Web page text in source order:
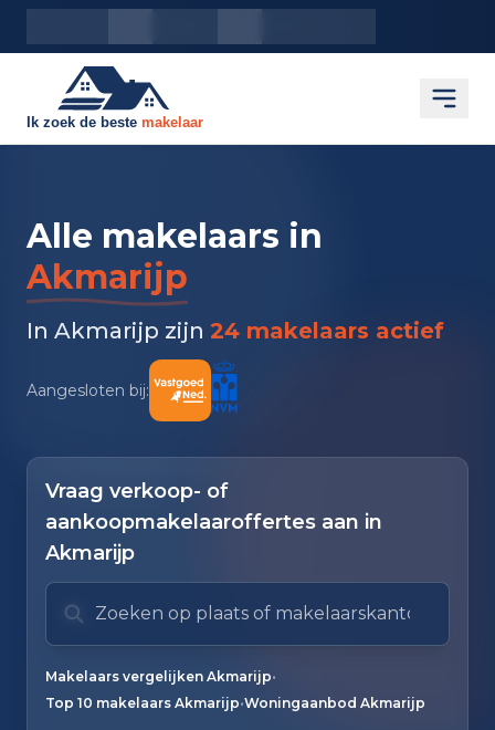
Alle makelaars in
Akmarijp
In Akmarijp zijn 24 makelaars actief
Aangesloten bij:
Vraag verkoop- of
aankoopmakelaaroffertes aan in
Akmarijp
Zoek op plaats of makelaarskantoor
Typ om te zoeken. Gebruik pijl omlaag en pijl
Makelaars vergelijken Akmarijp•
Top 10 makelaars Akmarijp•Woningaanbod Akmarijp